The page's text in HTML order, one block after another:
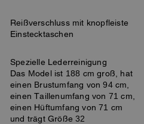
Reißverschluss mit knopfleiste
Einstecktaschen
Spezielle Lederreinigung
Das Model ist 188 cm groß, hat
einen Brustumfang von 94 cm,
einen Taillenumfang von 71 cm,
einen Hüftumfang von 71 cm
und trägt Größe 32